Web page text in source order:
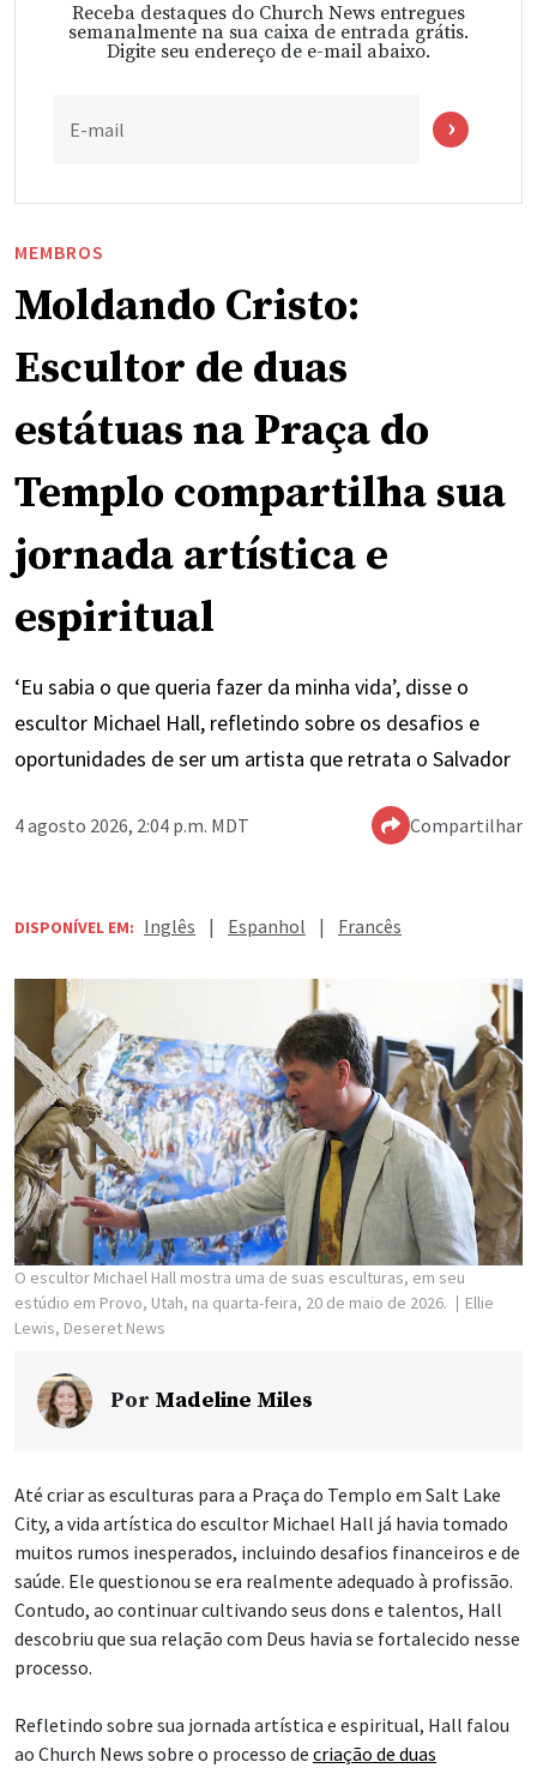
Receba destaques do Church News entregues
semanalmente na sua caixa de entrada grátis.
Digite seu endereço de e-mail abaixo.
E-mail
MEMBROS
Moldando Cristo:
Escultor de duas
estátuas na Praça do
Templo compartilha sua
jornada artística e
espiritual
‘Eu sabia o que queria fazer da minha vida’, disse o
escultor Michael Hall, refletindo sobre os desafios e
oportunidades de ser um artista que retrata o Salvador
4 agosto 2026, 2:04 p.m. MDT Compartilhar
DISPONÍVEL EM: Inglês | Espanhol | Francês
O escultor Michael Hall mostra uma de suas esculturas, em seu
estúdio em Provo, Utah, na quarta-feira, 20 de maio de 2026.
Ellie
Lewis, Deseret News
Por Madeline Miles
Até criar as esculturas para a Praça do Templo em Salt Lake
City, a vida artística do escultor Michael Hall já havia tomado
muitos rumos inesperados, incluindo desafios financeiros e de
saúde. Ele questionou se era realmente adequado à profissão.
Contudo, ao continuar cultivando seus dons e talentos, Hall
descobriu que sua relação com Deus havia se fortalecido nesse
processo.
Refletindo sobre sua jornada artística e espiritual, Hall falou
ao Church News sobre o processo de criação de duas